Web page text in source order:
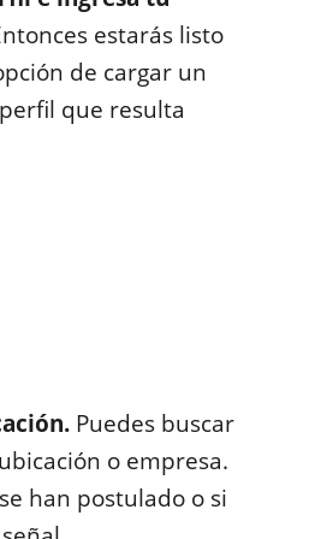
estarás listo
de cargar un
que resulta
Puedes buscar
o empresa.
han postulado o si